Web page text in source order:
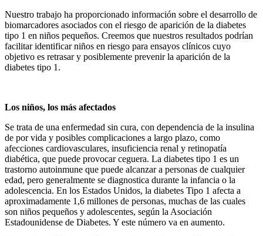
Nuestro trabajo ha proporcionado información sobre el desarrollo de
biomarcadores asociados con el riesgo de aparición de la diabetes
tipo 1 en niños pequeños. Creemos que nuestros resultados podrían
facilitar identificar niños en riesgo para ensayos clínicos cuyo
objetivo es retrasar y posiblemente prevenir la aparición de la
diabetes tipo 1.
Los niños, los más afectados
Se trata de una enfermedad sin cura, con dependencia de la insulina
de por vida y posibles complicaciones a largo plazo, como
afecciones cardiovasculares, insuficiencia renal y retinopatía
diabética, que puede provocar ceguera. La diabetes tipo 1 es un
trastorno autoinmune que puede alcanzar a personas de cualquier
edad, pero generalmente se diagnostica durante la infancia o la
adolescencia. En los Estados Unidos, la diabetes Tipo 1 afecta a
aproximadamente 1,6 millones de personas, muchas de las cuales
son niños pequeños y adolescentes, según la Asociación
Estadounidense de Diabetes. Y este número va en aumento.